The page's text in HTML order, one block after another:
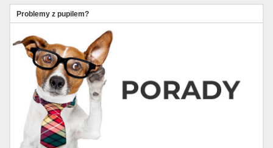
Problemy z pupilem?